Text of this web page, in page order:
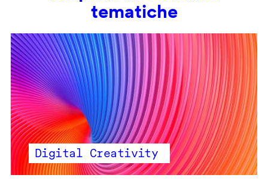
tematiche
Digital Creativity